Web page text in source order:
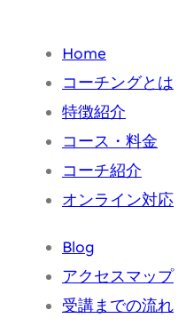
Home
コーチングとは
特徴紹介
コース・料金
コーチ紹介
オンライン対応
Blog
アクセスマップ
受講までの流れ